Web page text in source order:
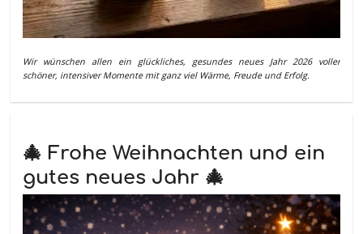
Wir wünschen allen ein glückliches, gesundes neues Jahr 2026 voller
schöner, intensiver Momente mit ganz viel Wärme, Freude und Erfolg.
🎄 Frohe Weihnachten und ein
gutes neues Jahr 🎄